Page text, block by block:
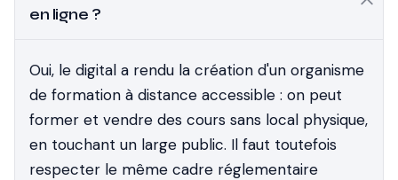
en ligne ?
Oui, le digital a rendu la création d'un organisme
de formation à distance accessible : on peut
former et vendre des cours sans local physique,
en touchant un large public. Il faut toutefois
respecter le même cadre réglementaire